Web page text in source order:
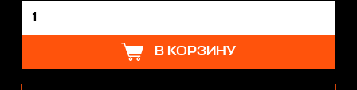
В КОРЗИНУ